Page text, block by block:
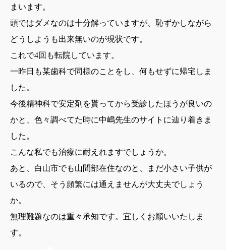
まいます。
頭ではダメなのは十分解っていますが、恥ずかしながら
どうしようも出来無いのが現状です。
これで4回も転院しています。
一昨日も某歯科で同様のことをし、何もせずに帰宅しま
した。
今後精神科で安定剤を貰ってから受診したほうが良いの
かと、色々調べてた時に中嶋先生のサイトに辿り着きま
した。
こんな私でも治療に耐えれますでしょうか。
あと、白山市でも山間部在住なのと、まだ小さい子供が
いるので、そう頻繁には通えませんが大丈夫でしょう
か。
無理難題なのは重々承知です。宜しくお願いいたしま
す。